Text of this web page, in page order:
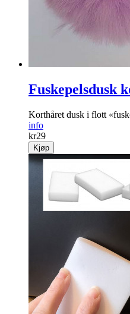
Fuskepelsdusk
Korthåret dusk i flott
info
kr29
Kjøp